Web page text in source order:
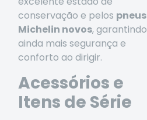
conservação e pelos pneus
Michelin novos, garantindo
ainda mais segurança e
conforto ao dirigir.
Acessórios e
Itens de Série